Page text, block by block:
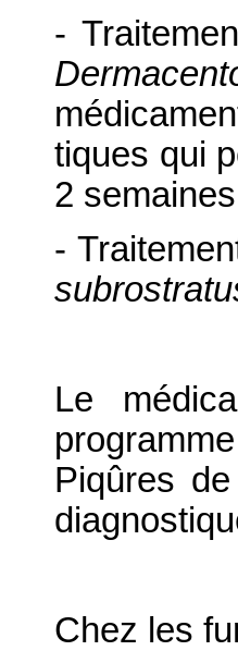
-
tiques qui
2
-
Le
Piqûres
Chez les